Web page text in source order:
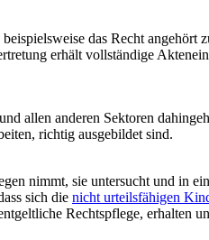
das Recht
erhält vollständige
allen anderen Sektoren
richtig ausgebildet sind.
nimmt, sie untersucht und in
sich die nicht urteilsfähigen
Rechtspflege, erhalten